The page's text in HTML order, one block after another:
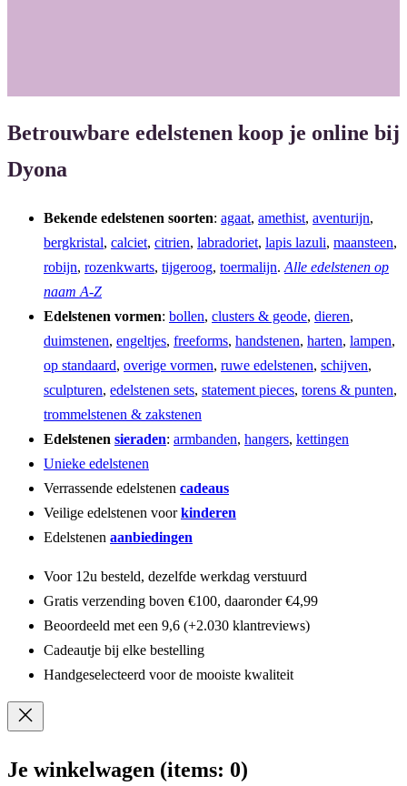
Betrouwbare edelstenen koop je online bij
Dyona
Bekende edelstenen soorten: agaat, amethist, aventurijn,
bergkristal, calciet, citrien, labradoriet, lapis lazuli, maansteen,
robijn, rozenkwarts, tijgeroog, toermalijn. Alle edelstenen op
naam A-Z
Edelstenen vormen: bollen, clusters & geode, dieren,
duimstenen, engeltjes, freeforms, handstenen, harten, lampen,
op standaard, overige vormen, ruwe edelstenen, schijven,
sculpturen, edelstenen sets, statement pieces, torens & punten,
trommelstenen & zakstenen
Edelstenen sieraden: armbanden, hangers, kettingen
Unieke edelstenen
Verrassende edelstenen cadeaus
Veilige edelstenen voorkinderen
Edelstenen aanbiedingen
Voor 12u besteld, dezelfde werkdag verstuurd
Gratis verzending boven €100, daaronder €4,99
Beoordeeld met een 9,6 (+2.030 klantreviews)
Cadeautje bij elke bestelling
Handgeselecteerd voor de mooiste kwaliteit
Je winkelwagen (items: 0)